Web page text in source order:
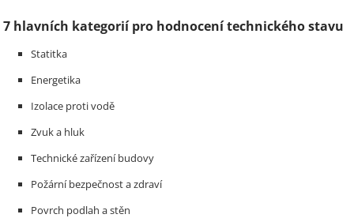
7 hlavních kategorií pro hodnocení technického stavu
Statitka
Energetika
Izolace proti vodě
Zvuk a hluk
Technické zařízení budovy
Požární bezpečnost a zdraví
Povrch podlah a stěn